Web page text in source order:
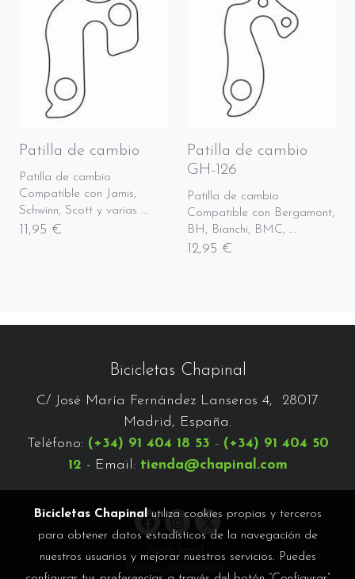
Patilla de cambio
Patilla de cambio
Compatible con Jamis,
Schwinn, Scott y varias ...
11,95 €
Patilla de cambio
GH-126
Patilla de cambio
Compatible con Bergamont,
BH, Bianchi, BMC, ...
12,95 €
Bicicletas Chapinal
C/ José María Fernández Lanseros 4, 28017
Madrid, España.
Teléfono: (+34) 91 404 18 53 - (+34) 91 404 50
12 - Email: tienda@chapinal.com
Bicicletas Chapinal
utiliza cookies propias y terceros
para obtener datos estadísticos de la navegación de
nuestros usuarios y mejorar nuestros servicios. Puedes